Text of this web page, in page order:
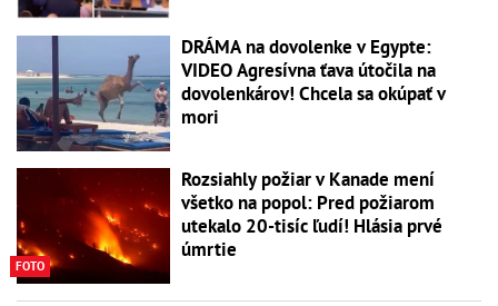
DRÁMA na dovolenke v Egypte:
VIDEO Agresívna ťava útočila na
dovolenkárov! Chcela sa okúpať v
mori
FOTO
Rozsiahly požiar v Kanade mení
všetko na popol: Pred požiarom
utekalo 20-tisíc ľudí! Hlásia prvé
úmrtie